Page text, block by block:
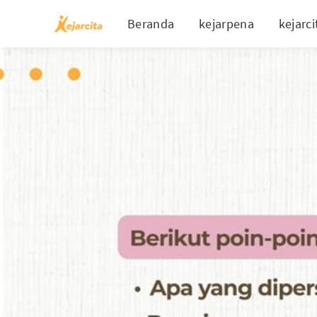
Beranda kejarpena